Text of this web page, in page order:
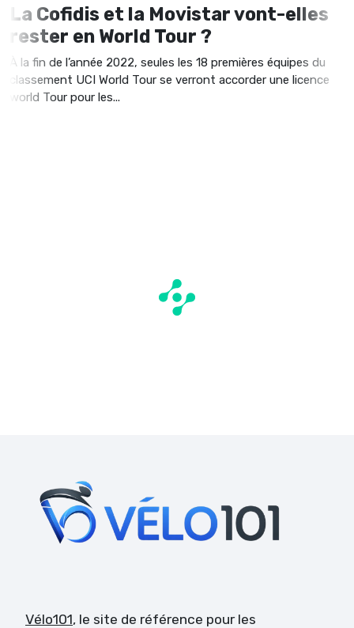
La Cofidis et la Movistar vont-elles
rester en World Tour ?
À la fin de l’année 2022, seules les 18 premières équipes du
classement UCI World Tour se verront accorder une licence
world Tour pour les...
Vélo101, le site de référence pour les